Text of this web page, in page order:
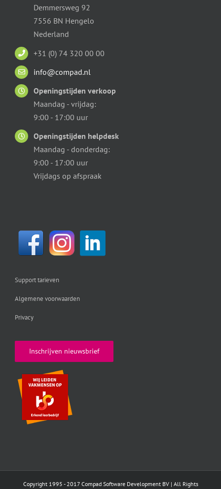
Demmersweg 92
7556 BN Hengelo
Nederland
+31 (0) 74 320 00 00
info@compad.nl
Openingstijden verkoop
Maandag - vrijdag:
9:00 - 17:00 uur
Openingstijden helpdesk
Maandag - donderdag:
9:00 - 17:00 uur
Vrijdags op afspraak
Support tarieven
Algemene voorwaarden
Privacy
Inschrijven nieuwsbrief
Copyright 1995 - 2017 Compad Software Development BV | All Rights